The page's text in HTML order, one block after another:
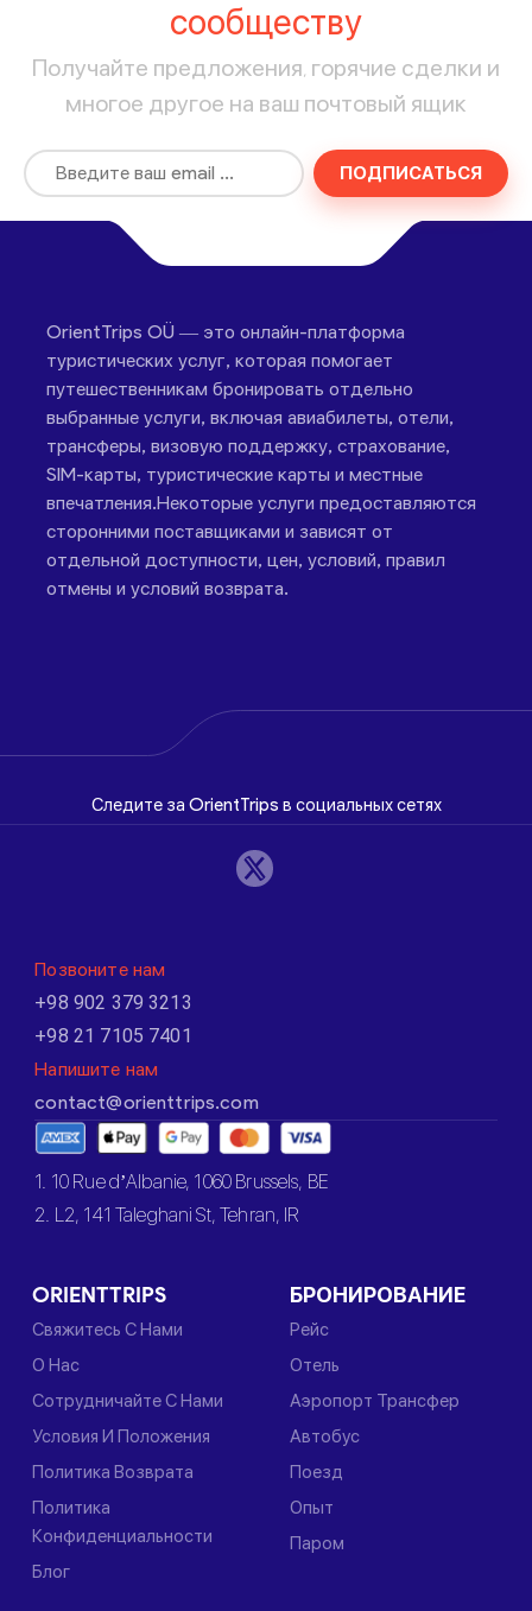
сообществу
Получайте предложения, горячие сделки и
многое другое на ваш почтовый ящик
ПОДПИСАТЬСЯ
OrientTrips OÜ — это онлайн-платформа
туристических услуг, которая помогает
путешественникам бронировать отдельно
выбранные услуги, включая авиабилеты, отели,
трансферы, визовую поддержку, страхование,
SIM-карты, туристические карты и местные
впечатления.Некоторые услуги предоставляются
сторонними поставщиками и зависят от
отдельной доступности, цен, условий, правил
отмены и условий возврата.
Следите за OrientTrips в социальных сетях
Позвоните нам
+98 902 379 3213
+98 21 7105 7401
Напишите нам
contact@orienttrips.com
1. 10 Rue d’Albanie, 1060 Brussels, BE
2. L2, 141 Taleghani St, Tehran, IR
ORIENTTRIPS
Свяжитесь С Нами
О Нас
Сотрудничайте С Нами
Условия И Положения
Политика Возврата
Политика
Конфиденциальности
Блог
БРОНИРОВАНИЕ
Рейс
Отель
Аэропорт Трансфер
Автобус
Поезд
Опыт
Паром